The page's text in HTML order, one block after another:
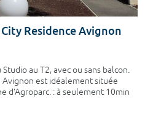
Residence Avignon
au T2, avec ou sans balcon.
Avignon est idéalement située
d’Agroparc. : à seulement 10min